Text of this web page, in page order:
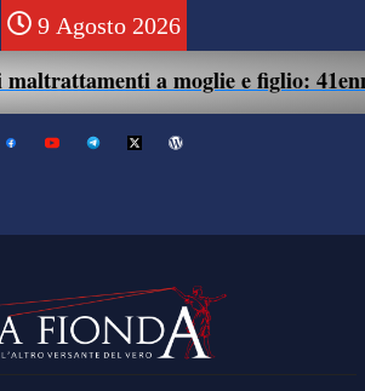
9 Agosto 2026
a moglie e figlio: 41enne assolto.